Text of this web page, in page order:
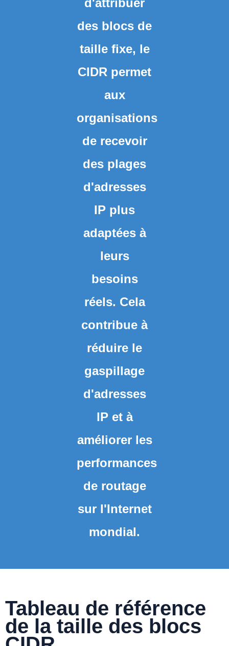
d'attribuer
des blocs de
taille fixe, le
CIDR permet
aux
organisations
de recevoir
des plages
d'adresses
IP plus
adaptées à
leurs
besoins
réels. Cela
contribue à
réduire le
gaspillage
d'adresses
IP et à
améliorer les
performances
de routage
sur l'Internet
mondial.
Tableau de référence
de la taille des blocs